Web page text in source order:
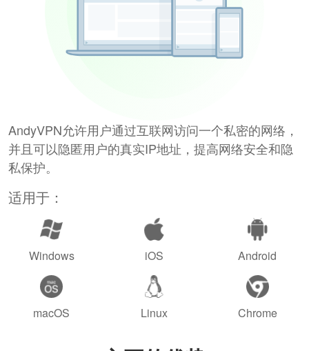
AndyVPN允许用户通过互联网访问一个私密的网络，
并且可以隐匿用户的真实IP地址，提高网络安全和隐
私保护。
适用于：
Windows iOS Android
macOS Linux Chrome